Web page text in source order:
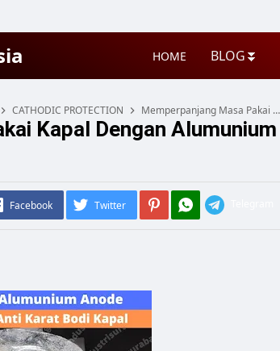
HOME BLOG⏬
CATHODIC PROTECTION Memperpanjang Masa Pakai Kapal dengan Alumunium Anode Anti Karat
Kapal Dengan Alumunium
Facebook Twitter